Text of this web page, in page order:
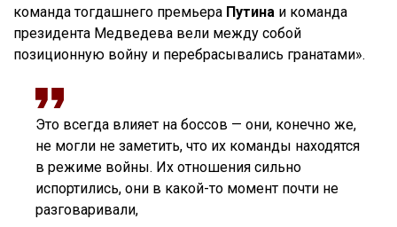
команда тогдашнего премьера Путина и команда
президента Медведева вели между собой
позиционную войну и перебрасывались гранатами».
Это всегда влияет на боссов — они, конечно же,
не могли не заметить, что их команды находятся
в режиме войны. Их отношения сильно
испортились, они в какой-то момент почти не
разговаривали,